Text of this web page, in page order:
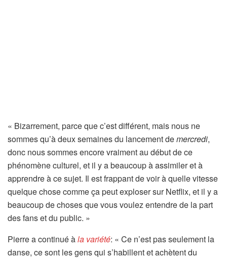
« Bizarrement, parce que c’est différent, mais nous ne
sommes qu’à deux semaines du lancement demercredi,
donc nous sommes encore vraiment au début de ce
phénomène culturel, et il y a beaucoup à assimiler et à
apprendre à ce sujet. Il est frappant de voir à quelle vitesse
quelque chose comme ça peut exploser sur Netflix, et il y a
beaucoup de choses que vous voulez entendre de la part
des fans et du public. »
Pierre a continué àla variété: « Ce n’est pas seulement la
danse, ce sont les gens qui s’habillent et achètent du